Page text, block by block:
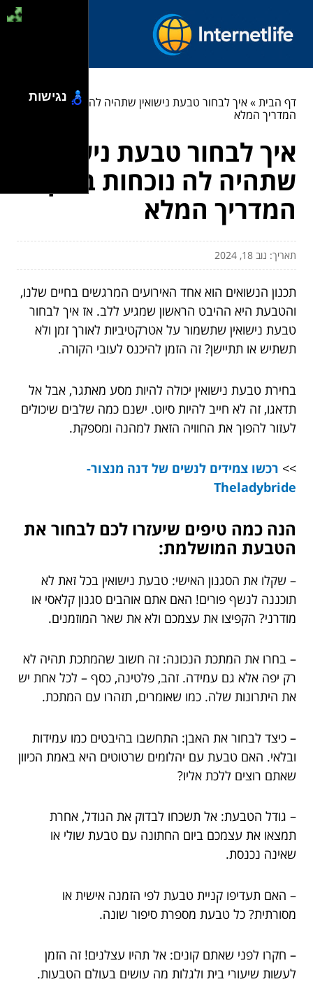
דף הבית»איך לבחור טבעת נישואין שתהיה לה נוכחות בזמן:
המדריך המלא
איך לבחור טבעת נישואין
שתהיה לה נוכחות בזמן:
המדריך המלא
תאריך: נוב 18, 2024
תכנון הנשואים הוא אחד האירועים המרגשים בחיים שלנו,
והטבעת היא ההיבט הראשון שמגיע ללב. אז איך לבחור
טבעת נישואין שתשמור על אטרקטיביות לאורך זמן ולא
תשתיש או תתיישן? זה הזמן להיכנס לעובי הקורה.
בחירת טבעת נישואין יכולה להיות מסע מאתגר, אבל אל
תדאגו, זה לא חייב להיות סיוט. ישנם כמה שלבים שיכולים
לעזור להפוך את החוויה הזאת למהנה ומספקת.
>> רכשו צמידים לנשים של דנה מנצור-
Theladybride
הנה כמה טיפים שיעזרו לכם לבחור את
הטבעת המושלמת:
– שקלו את הסגנון האישי: טבעת נישואין בכל זאת לא
תוכננה לנשף פורים! האם אתם אוהבים סגנון קלאסי או
מודרני? הקפיצו את עצמכם ולא את שאר המוזמנים.
– בחרו את המתכת הנכונה: זה חשוב שהמתכת תהיה לא
רק יפה אלא גם עמידה. זהב, פלטינה, כסף – לכל אחת יש
את היתרונות שלה. כמו שאומרים, תזהרו עם המתכת.
– כיצד לבחור את האבן: התחשבו בהיבטים כמו עמידות
ובלאי. האם טבעת עם יהלומים שרטוטים היא באמת הכיוון
שאתם רוצים ללכת אליו?
– גודל הטבעת: אל תשכחו לבדוק את הגודל, אחרת
תמצאו את עצמכם ביום החתונה עם טבעת שולי או
שאינה נכנסת.
– האם תעדיפו קניית טבעת לפי הזמנה אישית או
מסורתית? כל טבעת מספרת סיפור שונה.
– חקרו לפני שאתם קונים: אל תהיו עצלנים! זה הזמן
לעשות שיעורי בית ולגלות מה עושים בעולם הטבעות.
נגישות